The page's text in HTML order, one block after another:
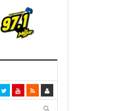
Una Contraloría Ciudadana’